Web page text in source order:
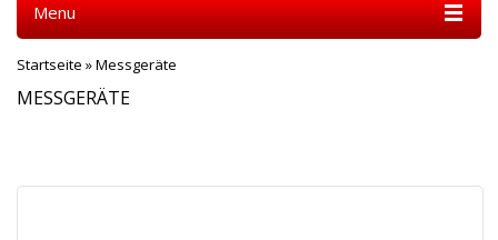
Menu
Startseite »Messgeräte
MESSGERÄTE